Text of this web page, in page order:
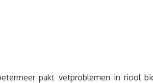
pakt vetproblemen in riool